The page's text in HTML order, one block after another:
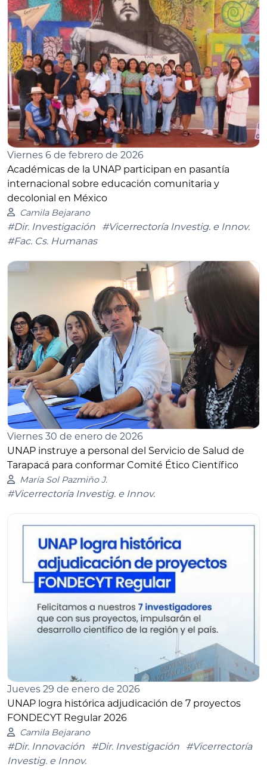
Viernes 6 de febrero de 2026
Académicas de la UNAP participan en pasantía
internacional sobre educación comunitaria y
decolonial en México
Camila Bejarano
#Dir. Investigación
#Vicerrectoría Investig. e Innov.
#Fac. Cs. Humanas
Viernes 30 de enero de 2026
UNAP instruye a personal del Servicio de Salud de
Tarapacá para conformar Comité Ético Científico
María Sol Pazmiño J.
#Vicerrectoría Investig. e Innov.
Jueves 29 de enero de 2026
UNAP logra histórica adjudicación de 7 proyectos
FONDECYT Regular 2026
Camila Bejarano
#Dir. Innovación #Dir. Investigación
#Vicerrectoría
Investig. e Innov.